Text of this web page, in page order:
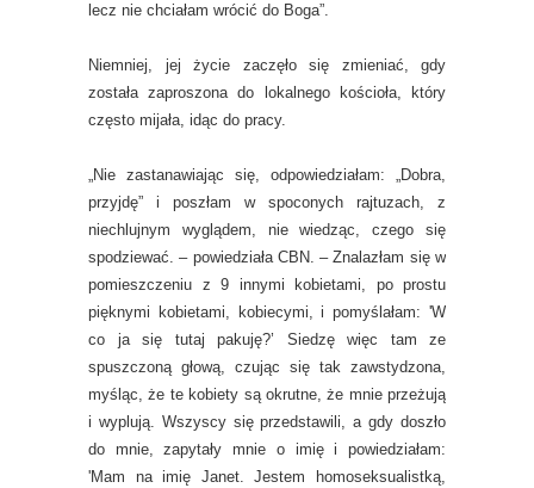
lecz nie chciałam wrócić do Boga”.
Niemniej, jej życie zaczęło się zmieniać, gdy
została zaproszona do lokalnego kościoła, który
często mijała, idąc do pracy.
„Nie zastanawiając się, odpowiedziałam: „Dobra,
przyjdę” i poszłam w spoconych rajtuzach, z
niechlujnym wyglądem, nie wiedząc, czego się
spodziewać. – powiedziała CBN. – Znalazłam się w
pomieszczeniu z 9 innymi kobietami, po prostu
pięknymi kobietami, kobiecymi, i pomyślałam: 'W
co ja się tutaj pakuję?’ Siedzę więc tam ze
spuszczoną głową, czując się tak zawstydzona,
myśląc, że te kobiety są okrutne, że mnie przeżują
i wyplują. Wszyscy się przedstawili, a gdy doszło
do mnie, zapytały mnie o imię i powiedziałam:
'Mam na imię Janet. Jestem homoseksualistką,